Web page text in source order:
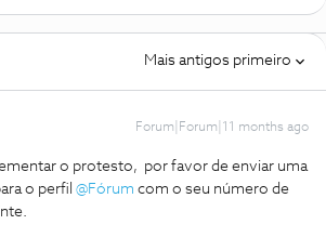
Mais antigos primeiro
Forum|Forum|11 months ago
o protesto, por favor de enviar uma
o perfil
@Fórum com o seu número de